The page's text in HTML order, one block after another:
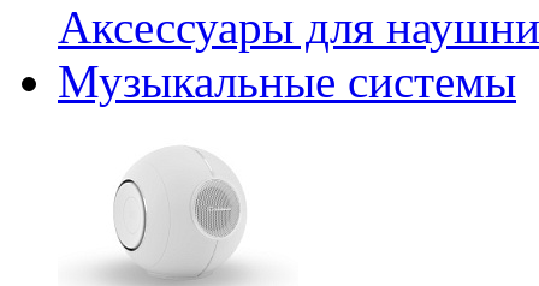
Аксессуары для
Музыкальные системы